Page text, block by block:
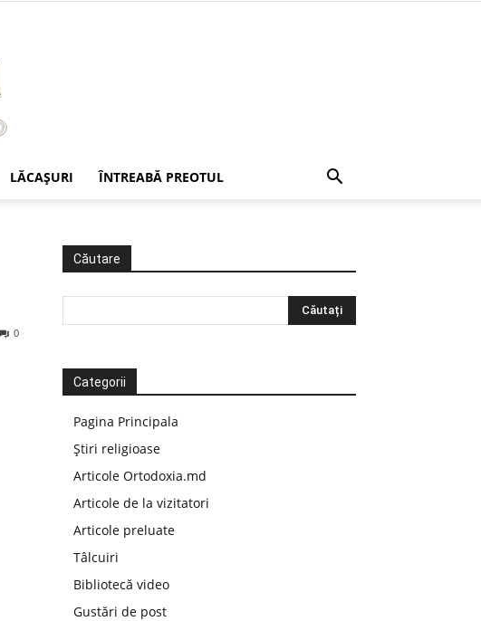
LĂCAŞURI ÎNTREABĂ PREOTUL
0
Căutare
Categorii
Pagina Principala
Știri religioase
Articole Ortodoxia.md
Articole de la vizitatori
Articole preluate
Tâlcuiri
Bibliotecă video
Gustări de post